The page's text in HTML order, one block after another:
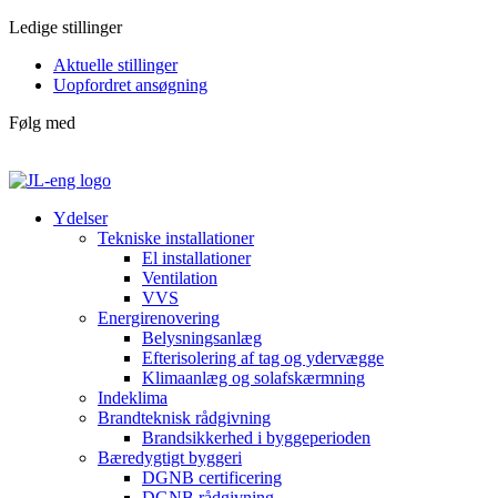
Ledige stillinger
Aktuelle stillinger
Uopfordret ansøgning
Følg med
Ydelser
Tekniske installationer
El installationer
Ventilation
VVS
Energirenovering
Belysningsanlæg
Efterisolering af tag og ydervægge
Klimaanlæg og solafskærmning
Indeklima
Brandteknisk rådgivning
Brandsikkerhed i byggeperioden
Bæredygtigt byggeri
DGNB certificering